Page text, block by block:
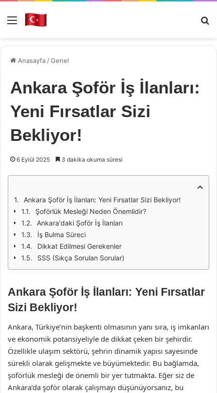
Menü
Anasayfa /Genel
Ankara Şoför İş İlanları:
Yeni Fırsatlar Sizi
Bekliyor!
6 Eylül 2025 3 dakika okuma süresi
Ankara Şoför İş İlanları: Yeni Fırsatlar Sizi Bekliyor!
Şoförlük Mesleği Neden Önemlidir?
Ankara'daki Şoför İş İlanları
İş Bulma Süreci
Dikkat Edilmesi Gerekenler
SSS (Sıkça Sorulan Sorular)
Ankara Şoför İş İlanları: Yeni Fırsatlar
Sizi Bekliyor!
Ankara, Türkiye’nin başkenti olmasının yanı sıra, iş imkanları
ve ekonomik potansiyeliyle de dikkat çeken bir şehirdir.
Özellikle ulaşım sektörü, şehrin dinamik yapısı sayesinde
sürekli olarak gelişmekte ve büyümektedir. Bu bağlamda,
şoförlük mesleği de önemli bir yer tutmakta. Eğer siz de
Ankara’da şoför olarak çalışmayı düşünüyorsanız, bu